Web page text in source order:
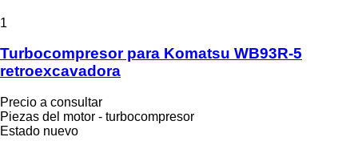
1
Turbocompresor para Komatsu WB93R-5
retroexcavadora
Precio a consultar
Piezas del motor - turbocompresor
Estado nuevo